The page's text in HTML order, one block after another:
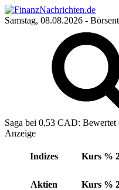
Samstag, 08.08.2026 -
Saga bei 0,53 CAD:
Anzeige
Indizes Kurs %
Aktien Kurs %